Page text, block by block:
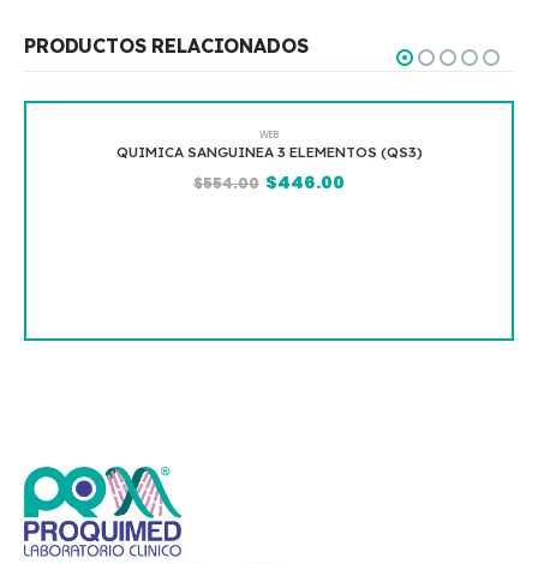
PRODUCTOS RELACIONADOS
WEB
QUIMICA SANGUINEA 3 ELEMENTOS (QS3)
$554.00 $446.00